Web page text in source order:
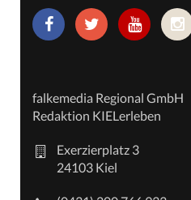
falkemedia Regional GmbH
Redaktion KIELerleben
Exerzierplatz 3
24103 Kiel